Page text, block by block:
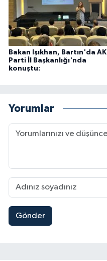
Bakan Işıkhan, Bartın'da AK
Parti İl Başkanlığı'nda
konuştu:
Yorumlar
Gönder